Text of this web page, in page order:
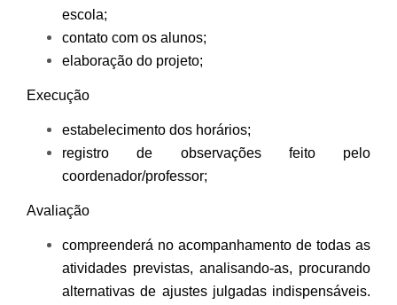
escola;
contato com os alunos;
elaboração do projeto;
Execução
estabelecimento dos horários;
registro de observações feito pelo
coordenador/professor;
Avaliação
compreenderá no acompanhamento de todas as
atividades previstas, analisando-as, procurando
alternativas de ajustes julgadas indispensáveis.